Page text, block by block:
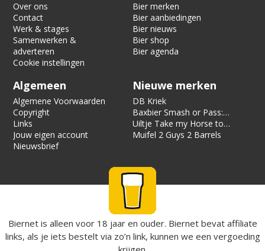
Over ons
Contact
Werk & stages
Samenwerken &
adverteren
Cookie instellingen
Bier merken
Bier aanbiedingen
Bier nieuws
Bier shop
Bier agenda
Algemeen
Algemene Voorwaarden
Copyright
Links
Jouw eigen account
Nieuwsbrief
Nieuwe merken
DB Kriek
Baxbier Smash or Pass:
Strata
Uiltje Take my Horse to
the Hotel Room
Muifel 2 Guys 2 Barrels
Biernet is alleen voor 18 jaar en ouder. Biernet bevat affiliate
links, als je iets bestelt via zo’n link, kunnen we een vergoeding